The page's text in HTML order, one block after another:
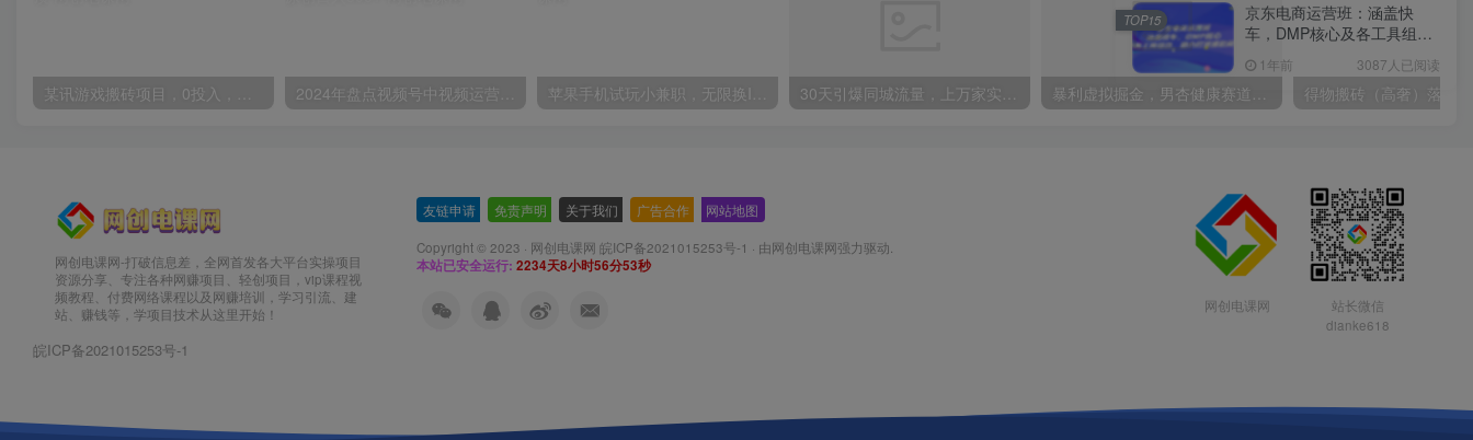
某讯游戏搬砖项目，0投入，可以挂机，轻松上手,月入3000+上不封顶 2024年盘点视频号中视频运营，盘点视频号创作分成计划，快速过原创日入300+ 苹果手机试玩小兼职，无限换ID，0本0撸，单机日撸30+ 30天引爆同城流量，上万家实体店实战营销经验大佬手把手教你抖音同城实体店引流 暴利虚拟掘金，男杏健康赛道，成本高客单，单月轻松破万
京东电商运营班：涵盖快
车，DMP核心及各工具组
1年前 3087人已阅读
TOP15
网创电课网-打破信息差，全网首发各大平台实操项目
资源分享、专注各种网赚项目、轻创项目，vip课程视
频教程、付费网络课程以及网赚培训，学习引流、建
站、赚钱等，学项目技术从这里开始！
友链申请 免责声明 关于我们 广告合作 网站地图
Copyright © 2023 · 网创电课网 皖ICP备2021015253号-1 · 由网创电课网强力驱动.
本站已安全运行: 2234天8小时56分55秒
网创电课网
站长微信
dianke618
皖ICP备2021015253号-1